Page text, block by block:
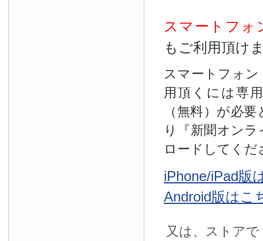
スマートフォ
もご利用頂け
スマートフォ
用頂くには専
（無料）が必
り『新聞オン
ロードしてくだ
iPhone/iPad版
Android版はこ
又は、ストアで